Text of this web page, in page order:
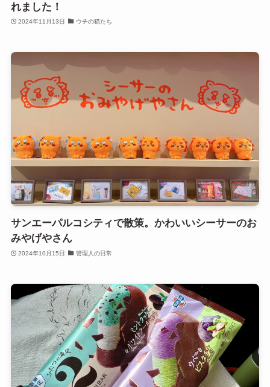
れました！
2024年11月13日 ウチの猫たち
サンエーパルコシティで散策。かわいいシーサーのお
みやげやさん
2024年10月15日 管理人の日常